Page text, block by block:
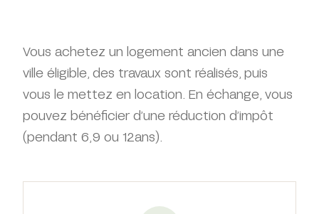
Vous achetez un logement ancien dans une
ville éligible, des travaux sont réalisés, puis
vous le mettez en location. En échange, vous
pouvez bénéficier d’une réduction d’impôt
(pendant 6,9 ou 12ans).